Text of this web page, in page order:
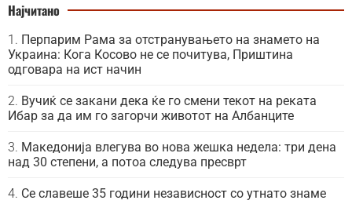
Најчитано
Перпарим Рама за отстранувањето на знамето на
Украина: Кога Косово не се почитува, Приштина
одговара на ист начин
Вучиќ се закани дека ќе го смени текот на реката
Ибар за да им го загорчи животот на Албанците
Македонија влегува во нова жешка недела: три дена
над 30 степени, а потоа следува пресврт
Се славеше 35 години независност со утнато знаме